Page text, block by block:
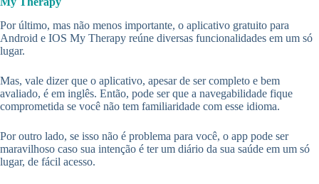
Por último, mas não menos importante, o aplicativo gratuito para
Android e IOS My Therapy reúne diversas funcionalidades em um só
lugar.
Mas, vale dizer que o aplicativo, apesar de ser completo e bem
avaliado, é em inglês. Então, pode ser que a navegabilidade fique
comprometida se você não tem familiaridade com esse idioma.
Por outro lado, se isso não é problema para você, o app pode ser
maravilhoso caso sua intenção é ter um diário da sua saúde em um só
lugar, de fácil acesso.